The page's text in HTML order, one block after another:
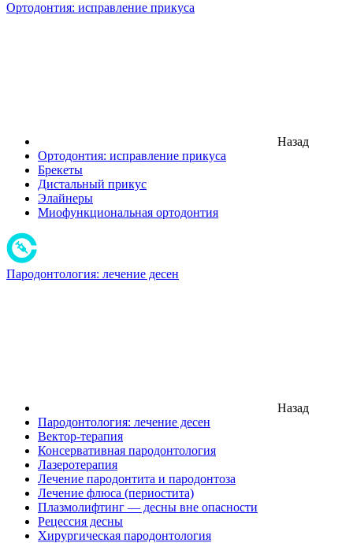
Ортодонтия: исправление прикуса
Назад
Ортодонтия: исправление прикуса
Брекеты
Дистальный прикус
Элайнеры
Миофункциональная ортодонтия
Пародонтология: лечение десен
Назад
Пародонтология: лечение десен
Вектор-терапия
Консервативная пародонтология
Лазеротерапия
Лечение пародонтита и пародонтоза
Лечение флюса (периостита)
Плазмолифтинг — десны вне опасности
Рецессия десны
Хирургическая пародонтология